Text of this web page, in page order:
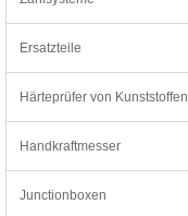
Ersatzteile
Härteprüfer von Kunststoffen
Handkraftmesser
Junctionboxen